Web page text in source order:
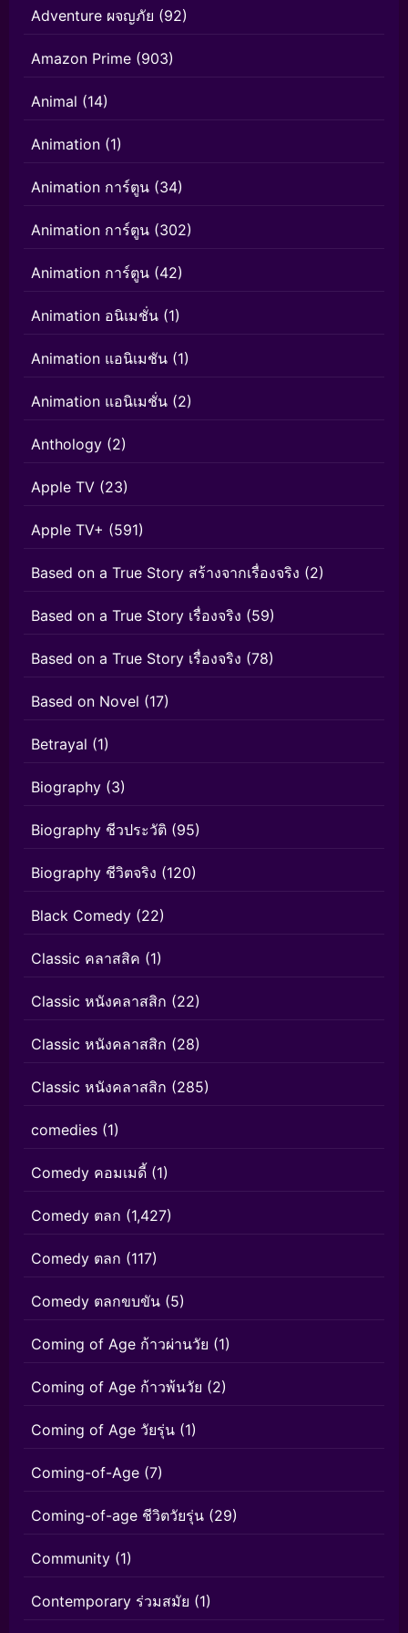
Adventure ผจญภัย (92)
Amazon Prime (903)
Animal (14)
Animation (1)
Animation การ์ตูน (34)
Animation การ์ตูน (302)
Animation การ์ตูน (42)
Animation อนิเมชั่น (1)
Animation แอนิเมชัน (1)
Animation แอนิเมชั่น (2)
Anthology (2)
Apple TV (23)
Apple TV+ (591)
Based on a True Story สร้างจากเรื่องจริง (2)
Based on a True Story เรื่องจริง (59)
Based on a True Story เรื่องจริง (78)
Based on Novel (17)
Betrayal (1)
Biography (3)
Biography ชีวประวัติ (95)
Biography ชีวิตจริง (120)
Black Comedy (22)
Classic คลาสสิค (1)
Classic หนังคลาสสิก (22)
Classic หนังคลาสสิก (28)
Classic หนังคลาสสิก (285)
comedies (1)
Comedy คอมเมดี้ (1)
Comedy ตลก (1,427)
Comedy ตลก (117)
Comedy ตลกขบขัน (5)
Coming of Age ก้าวผ่านวัย (1)
Coming of Age ก้าวพ้นวัย (2)
Coming of Age วัยรุ่น (1)
Coming-of-Age (7)
Coming-of-age ชีวิตวัยรุ่น (29)
Community (1)
Contemporary ร่วมสมัย (1)